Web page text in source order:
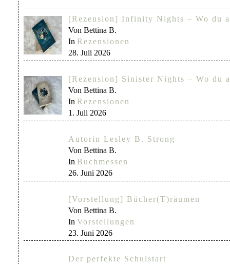
[Rezension] Infinity Nights – Wo du
Von Bettina B.
In Rezensionen
28. Juli 2026
[Rezension] Sinister Nights – Wo du
Von Bettina B.
In Rezensionen
1. Juli 2026
Autorin Lesley B. Strong
Von Bettina B.
In Buchmessen
26. Juni 2026
[Vorstellung] Bücher(T)räumen
Von Bettina B.
In Vorstellungen
23. Juni 2026
Der perfekte Schulstart